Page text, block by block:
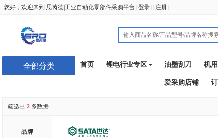
您好，欢迎来到 思芮德|工业自动化零部件采购平台 [登录] [注册]
全部分类 首页 锂电行业专区 油墨刮刀 机
爱采购店铺
筛选出 2 条数据
品牌